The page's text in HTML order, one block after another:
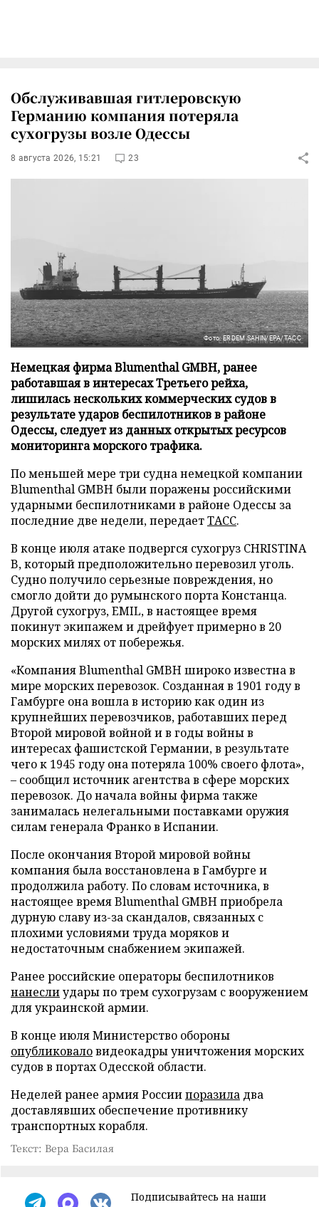
Обслуживавшая гитлеровскую
Германию компания потеряла
сухогрузы возле Одессы
8 августа 2026, 15:21 23
Фото: ERDEM SAHIN/EPA/ТАСС
Немецкая фирма Blumenthal GMBH, ранее
работавшая в интересах Третьего рейха,
лишилась нескольких коммерческих судов в
результате ударов беспилотников в районе
Одессы, следует из данных открытых ресурсов
мониторинга морского трафика.
По меньшей мере три судна немецкой компании
Blumenthal GMBH были поражены российскими
ударными беспилотниками в районе Одессы за
последние две недели, передаетТАСС.
В конце июля атаке подвергся сухогруз CHRISTINA
B, который предположительно перевозил уголь.
Судно получило серьезные повреждения, но
смогло дойти до румынского порта Констанца.
Другой сухогруз, EMIL, в настоящее время
покинут экипажем и дрейфует примерно в 20
морских милях от побережья.
«Компания Blumenthal GMBH широко известна в
мире морских перевозок. Созданная в 1901 году в
Гамбурге она вошла в историю как один из
крупнейших перевозчиков, работавших перед
Второй мировой войной и в годы войны в
интересах фашистской Германии, в результате
чего к 1945 году она потеряла 100% своего флота»,
– сообщил источник агентства в сфере морских
перевозок. До начала войны фирма также
занималась нелегальными поставками оружия
силам генерала Франко в Испании.
После окончания Второй мировой войны
компания была восстановлена в Гамбурге и
продолжила работу. По словам источника, в
настоящее время Blumenthal GMBH приобрела
дурную славу из-за скандалов, связанных с
плохими условиями труда моряков и
недостаточным снабжением экипажей.
Ранее российские операторы беспилотников
нанеслиудары по трем сухогрузам с вооружением
для украинской армии.
В конце июля Министерство обороны
опубликоваловидеокадры уничтожения морских
судов в портах Одесской области.
Неделей ранее армия Россиипоразила два
доставлявших обеспечение противнику
транспортных корабля.
Текст: Вера Басилая
Подписывайтесь на наши